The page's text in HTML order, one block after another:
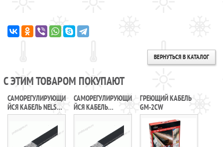
ВЕРНУТЬСЯ В КАТАЛОГ
С ЭТИМ ТОВАРОМ ПОКУПАЮТ
САМОРЕГУЛИРУЮЩИ
ЙСЯ КАБЕЛЬ NELSON
LIMITRACE SLT2-JT
САМОРЕГУЛИРУЮЩИ
ЙСЯ КАБЕЛЬ
FREEZSTOP
ГРЕЮЩИЙ КАБЕЛЬ
GM-2CW